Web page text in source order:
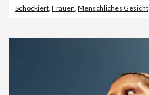
Schockiert Frauen Menschliches Gesicht